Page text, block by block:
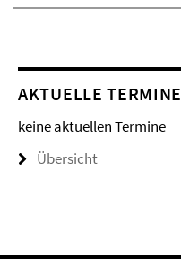
AKTUELLE TERMINE
keine aktuellen Termine
Übersicht